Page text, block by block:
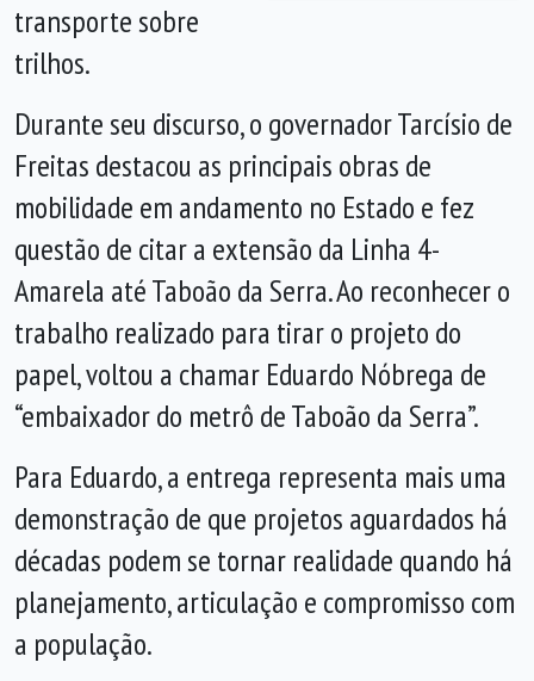
transporte sobre
trilhos.
Durante seu discurso, o governador Tarcísio de
Freitas destacou as principais obras de
mobilidade em andamento no Estado e fez
questão de citar a extensão da Linha 4-
Amarela até Taboão da Serra. Ao reconhecer o
trabalho realizado para tirar o projeto do
papel, voltou a chamar Eduardo Nóbrega de
“embaixador do metrô de Taboão da Serra”.
Para Eduardo, a entrega representa mais uma
demonstração de que projetos aguardados há
décadas podem se tornar realidade quando há
planejamento, articulação e compromisso com
a população.